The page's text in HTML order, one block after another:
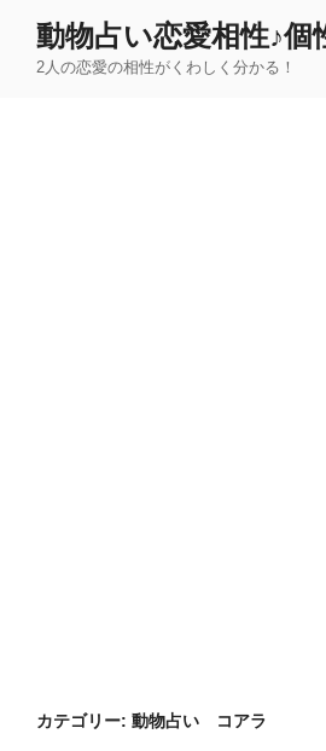
動物占い恋愛相性♪個
2人の恋愛の相性がくわしく分かる！
カテゴリー: 動物占い コアラ